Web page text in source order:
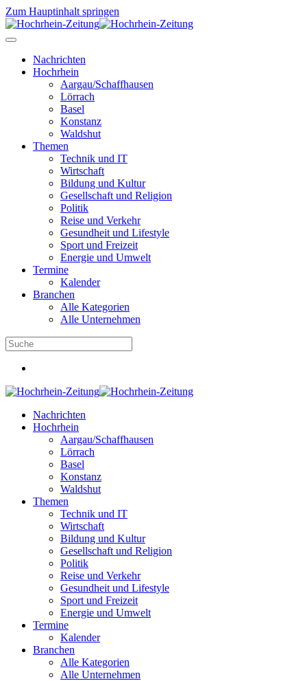
Zum Hauptinhalt springen
Nachrichten
Hochrhein
Aargau/Schaffhausen
Lörrach
Basel
Konstanz
Waldshut
Themen
Technik und IT
Wirtschaft
Bildung und Kultur
Gesellschaft und Religion
Politik
Reise und Verkehr
Gesundheit und Lifestyle
Sport und Freizeit
Energie und Umwelt
Termine
Kalender
Branchen
Alle Kategorien
Alle Unternehmen
Nachrichten
Hochrhein
Aargau/Schaffhausen
Lörrach
Basel
Konstanz
Waldshut
Themen
Technik und IT
Wirtschaft
Bildung und Kultur
Gesellschaft und Religion
Politik
Reise und Verkehr
Gesundheit und Lifestyle
Sport und Freizeit
Energie und Umwelt
Termine
Kalender
Branchen
Alle Kategorien
Alle Unternehmen